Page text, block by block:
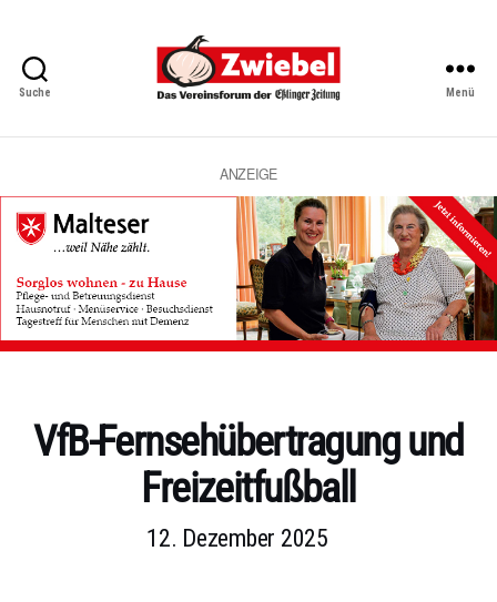
Suche
Vereinsforum
Eßlinger
Zeitung
Menü
ANZEIGE
Kategorien
VfB-Fernsehübertragung und
Freizeitfußball
12. Dezember 2025